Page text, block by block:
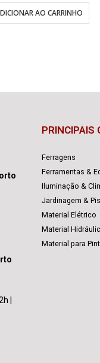
AO CARRINHO
Ferramentas &
Iluminação &
Jardinagem &
Material Elétrico
Material
Material para